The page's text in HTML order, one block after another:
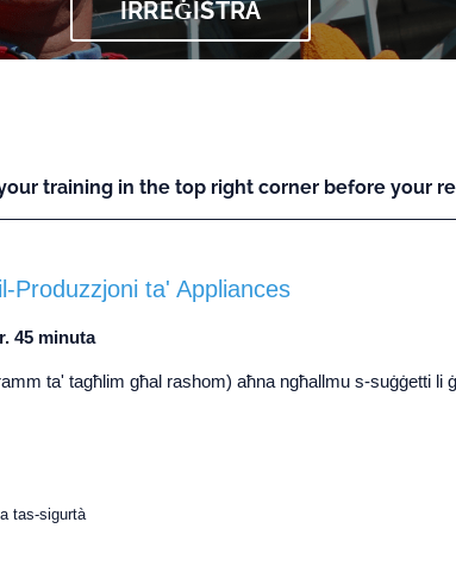
IRREĠISTRA
training in the top right corner before your
Produzzjoni ta' Appliances
45 minuta
ta' tagħlim għal rashom) aħna ngħallmu s-suġġetti li
tas-sigurtà